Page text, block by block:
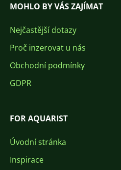
MOHLO BY VÁS ZAJÍMAT
Nejčastější dotazy
Proč inzerovat u nás
Obchodní podmínky
GDPR
FOR AQUARIST
Úvodní stránka
Inspirace